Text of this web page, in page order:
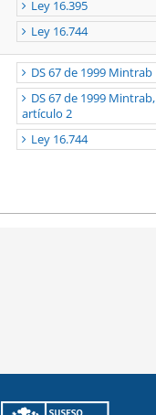
Ley 16.395
Ley 16.744
DS 67 de 1999 Mintrab
DS 67 de 1999 Mintrab,
artículo 2
Ley 16.744